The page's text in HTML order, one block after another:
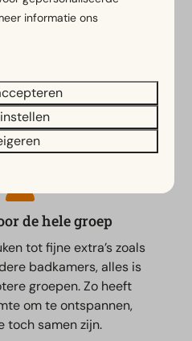
en België, met plek
meerdere badkamers, een
waar je met z’n allen de
elkaar, het draait om
op jullie manier.
de hele groep
tot fijne extra’s zoals
badkamers, alles is
groepen. Zo heeft
om te ontspannen,
toch samen zijn.
informatie ons